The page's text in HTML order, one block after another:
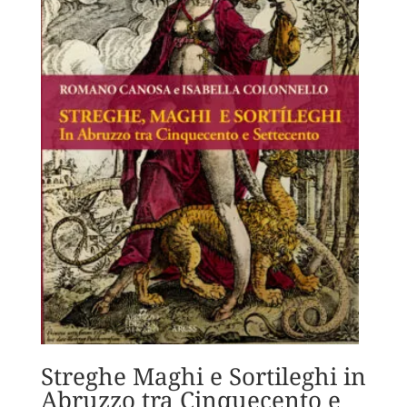
Streghe Maghi e Sortileghi in
Abruzzo tra Cinquecento e